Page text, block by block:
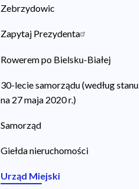
Zebrzydowic
Zapytaj Prezydenta
Rowerem po Bielsku-Białej
30-lecie samorządu (według stanu
na 27 maja 2020 r.)
Samorząd
Giełda nieruchomości
Urząd Miejski